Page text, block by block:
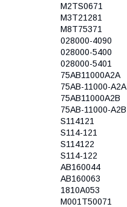
M2TS0671
M3T21281
M8T75371
028000-4090
028000-5400
028000-5401
75AB11000A2A
75AB-11000-A2A
75AB11000A2B
75AB-11000-A2B
S114121
S114-121
S114122
S114-122
AB160044
AB160063
1810A053
M001T50071